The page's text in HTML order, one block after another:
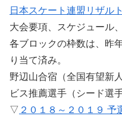
日本スケート連盟リザル
大会要項、スケジュール
各ブロックの枠数は、昨
り当て済み。
野辺山合宿（全国有望新
ビス推薦選手（シード選
▽ ２０１８～２０１９ 予